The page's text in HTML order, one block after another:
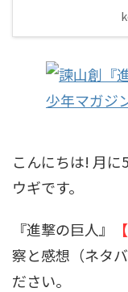
こんにちは! 月
ウギです。
『進撃の巨人』
察と感想（ネタ
ださい。